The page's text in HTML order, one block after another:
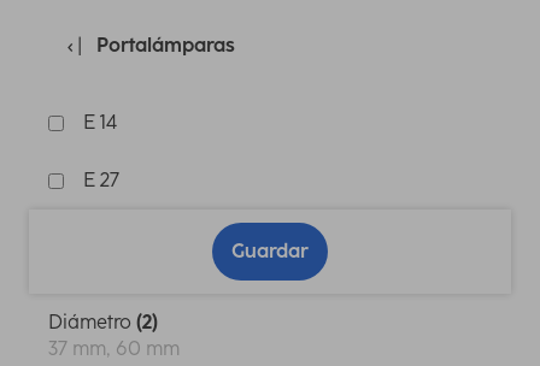
Portalámparas
E 14
E 27
Guardar
Diámetro (2)
37 mm, 60 mm